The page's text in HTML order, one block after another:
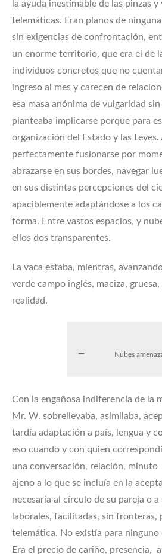
la ayuda inestimable de las pinzas
telemáticas. Eran planos de
sin exigencias de confrontación,
un enorme territorio, que era el de
individuos concretos que no
ingreso al mes y carecen de
esa masa anónima de vulgaridad
planteaba implicarse porque para
organización del Estado y las
perfectamente fusionarse por
abrazarse en sus bordes, navegar
en sus distintas percepciones del
apaciblemente adaptándose a los
forma. Entre vastos espacios, y
ellos dos transparentes.
La vaca estaba, mientras,
verde campo inglés, maciza,
realidad.
Nubes
Con la engañosa indiferencia de la
Mr. W. sobrellevaba, asimilaba,
tardía adaptación a país, lengua y
eso cuando y con quien
una conversación, relación, minuto
ajeno a lo que se incluía en la
necesaria al círculo de su pareja o
laborales, facilitadas, sin fronteras,
telemática. No existía para
Era el precio de cariño, presencia,